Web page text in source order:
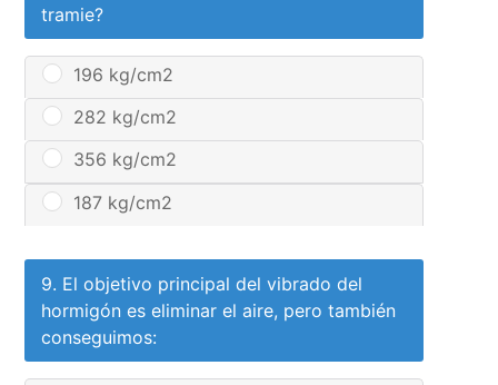
tramie?
196 kg/cm2
282 kg/cm2
356 kg/cm2
187 kg/cm2
9. El objetivo principal del vibrado del
hormigón es eliminar el aire, pero también
conseguimos: